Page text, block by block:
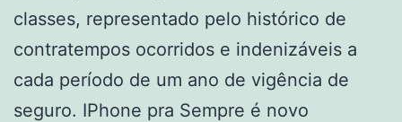
classes, representado pelo histórico de
contratempos ocorridos e indenizáveis a
cada período de um ano de vigência de
seguro. IPhone pra Sempre é novo